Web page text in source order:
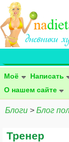
Моё Написать
О нашем сайте
Блоги > Блог
Тренер